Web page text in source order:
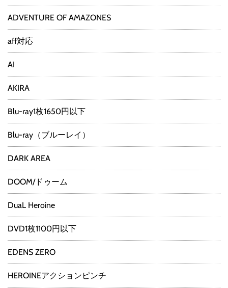
ADVENTURE OF AMAZONES
aff対応
AI
AKIRA
Blu-ray1枚1650円以下
Blu-ray（ブルーレイ）
DARK AREA
DOOM/ドゥーム
DuaL Heroine
DVD1枚1100円以下
EDENS ZERO
HEROINEアクションピンチ